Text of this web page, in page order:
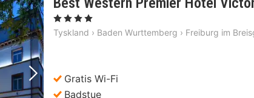
Neste bilde
, 4 Stjerner
Tyskland › Baden Wurttemberg › Freiburg im
Gratis Wi-Fi
Badstue